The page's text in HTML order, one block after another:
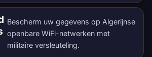
Bescherm uw gegevens op Algerijnse
openbare WiFi-netwerken met
militaire versleuteling.